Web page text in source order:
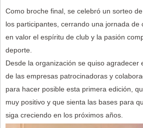
Como broche final, se celebró un sorteo
los participantes, cerrando una jornada de
en valor el espíritu de club y la pasión
deporte.
Desde la organización se quiso agradecer
de las empresas patrocinadoras y
para hacer posible esta primera edición,
muy positivo y que sienta las bases para
siga creciendo en los próximos años.